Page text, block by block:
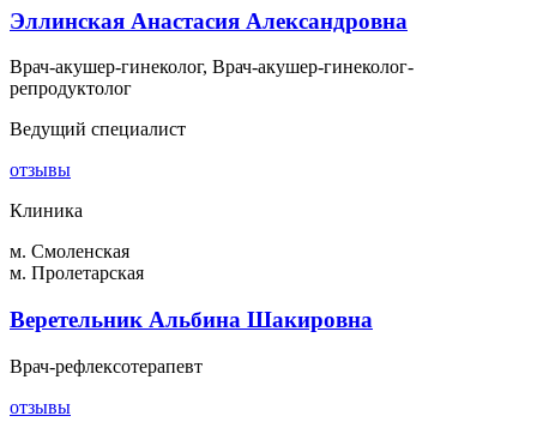
Эллинская Анастасия Александровна
Врач-акушер-гинеколог, Врач-акушер-гинеколог-
репродуктолог
Ведущий специалист
отзывы
Клиника
м. Смоленская
м. Пролетарская
Веретельник Альбина Шакировна
Врач-рефлексотерапевт
отзывы